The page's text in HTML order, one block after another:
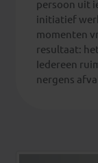
persoon uit
initiatief
momenten
resultaat:
Iedereen
nergens